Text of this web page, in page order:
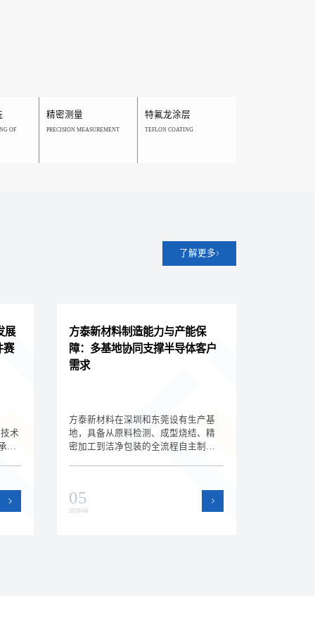
OF
精密测量
PRECISION MEASUREMENT
特氟龙涂层
TEFLON COATING
了解更多
展
赛
术
载
方泰新材料制造能力与产能保
障：多基地协同支撑半导体客户
需求
方泰新材料在深圳和东莞设有生产基
地，具备从原料检测、成型烧结、精
密加工到洁净包装的全流程自主制造
05
2026-08